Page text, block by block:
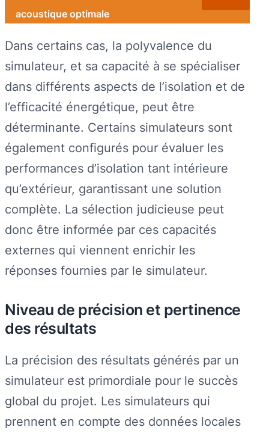
acoustique optimale
Dans certains cas, la polyvalence du
simulateur, et sa capacité à se spécialiser
dans différents aspects de l’isolation et de
l’efficacité énergétique, peut être
déterminante. Certains simulateurs sont
également configurés pour évaluer les
performances d’isolation tant intérieure
qu’extérieur, garantissant une solution
complète. La sélection judicieuse peut
donc être informée par ces capacités
externes qui viennent enrichir les
réponses fournies par le simulateur.
Niveau de précision et pertinence
des résultats
La précision des résultats générés par un
simulateur est primordiale pour le succès
global du projet. Les simulateurs qui
prennent en compte des données locales